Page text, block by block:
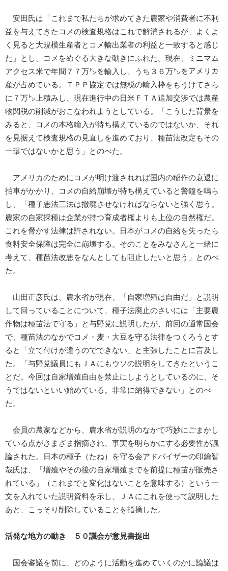
安田氏は「これまで私たちが求めてきた農家や消費者に不利
益を与えてきたコメの検査規格はこれで解消されるが、よくよ
く見ると大規模生産者とコメ輸出業者の利益と一致すると感じ
た」とし、コメをめぐる大きな動きにふれた。現在、ミニマム
アクセス米で年間７７万㌧を輸入し、うち３６万㌧をアメリカ
産が占めている。ＴＰＰ協定では無税の輸入枠をもうけてさら
に７万㌧上積みし、現在進行中の日米ＦＴＡ追加交渉では農産
物関税の削減がおこなわれようとしている。「こうした背景を
みると、コメの本格輸入が待ち構えているのではないか、それ
を見据えて検査規格の見直しを進めており、種苗法改定もその
一環ではないかと思う」とのべた。
アメリカのためにコメが明け渡されれば国内の稲作の衰退に
拍車がかかり、コメの自給崩壊が待ち構えていると警鐘を鳴ら
し、「種子悪法三法は撤廃させなければならないと強く思う。
農家の自家採種は企業が持つ育成者権よりも上位の自然権だ。
これを脅かす法律は許されない。日本がコメの自給を失ったら
食料安全保障は完全に崩壊する。そのことをみなさんと一緒に
考えて、種苗法改悪をなんとしても阻止したいと思う」とのべ
た。
山田正彦氏は、農水省が現在、「自家増殖は自由だ」と説明
して回っていることについて、種子法廃止のさいには「主要農
作物は種苗法で守る」と与野党に説明したが、前回の通常国会
で、種苗法のなかでコメ・麦・大豆を守る法律をつくろうとす
ると「立て付けが違うのでできない」と主張したことに言及し
た。「与野党議員にもＪＡにもウソの説明をしてきたというこ
とだ。今回は自家増殖自由を禁止にしようとしているのに、そ
うではないといい始めている。非常に納得できない」とのべ
た。
会員の農家などから、農水省が説明のなかで巧妙にごまかし
ている点がさまざま指摘され、事実を明らかにする必要性が議
論された。日本の種子（たね）を守る会アドバイザーの印鑰智
哉氏は、「増殖やその後の自家増殖までを前提に種苗が販売さ
れている」（これまでと変化はないことを意味する）という一
文を入れていた説明資料を示し、ＪＡにこれを使って説明した
あと、こっそり削除していることを指摘した。
活発な地方の動き ５０議会が意見書提出
国会審議を前に、どのように活動を進めていくのかに論議は